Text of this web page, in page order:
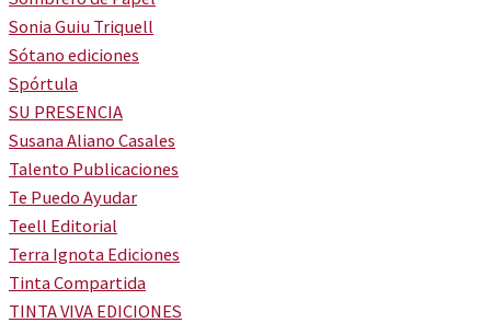
Sonia Guiu Triquell
Sótano ediciones
Spórtula
SU PRESENCIA
Susana Aliano Casales
Talento Publicaciones
Te Puedo Ayudar
Teell Editorial
Terra Ignota Ediciones
Tinta Compartida
TINTA VIVA EDICIONES